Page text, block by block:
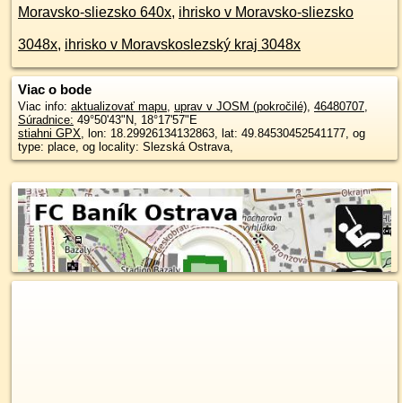
Moravsko-sliezsko 640x, ihrisko v Moravsko-sliezsko
3048x, ihrisko v Moravskoslezský kraj 3048x
Viac o bode
Viac info: aktualizovať mapu, uprav v JOSM (pokročilé), 46480707,
Súradnice: 49°50'43"N, 18°17'57"E
stiahni GPX, lon: 18.29926134132863, lat: 49.84530452541177, og
type: place, og locality: Slezská Ostrava,